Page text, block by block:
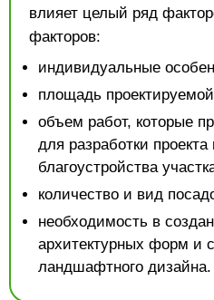
влияет целый ряд
факторов:
индивидуальные
площадь
объем работ, которые
для разработки проекта
благоустройства
количество и вид
необходимость в
архитектурных форм и
ландшафтного дизайна.